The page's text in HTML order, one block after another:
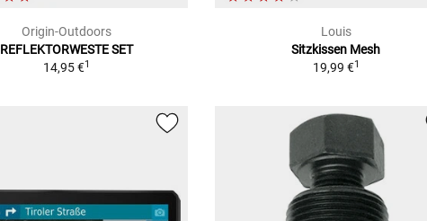
Origin-Outdoors
REFLEKTORWESTE SET
14,95 €1
Louis
Sitzkissen Mesh
19,99 €1